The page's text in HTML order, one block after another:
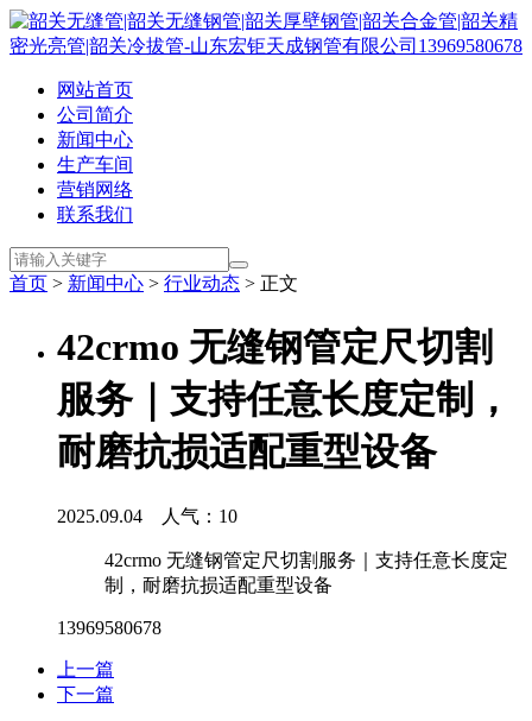
网站首页
公司简介
新闻中心
生产车间
营销网络
联系我们
首页 > 新闻中心 > 行业动态 > 正文
42crmo 无缝钢管定尺切割
服务｜支持任意长度定制，
耐磨抗损适配重型设备
2025.09.04 人气： 10
42crmo 无缝钢管定尺切割服务｜支持任意长度定
制，耐磨抗损适配重型设备
13969580678
上一篇
下一篇